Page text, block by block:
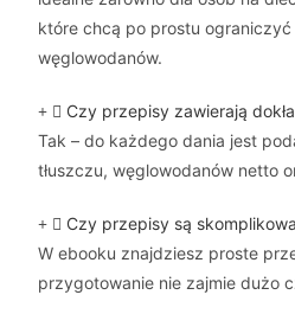
które chcą po prostu
węglowodanów.
Czy przepisy zawierają
Tak – do każdego dania jest
tłuszczu, węglowodanów netto
Czy przepisy są
W ebooku znajdziesz proste
przygotowanie nie zajmie dużo